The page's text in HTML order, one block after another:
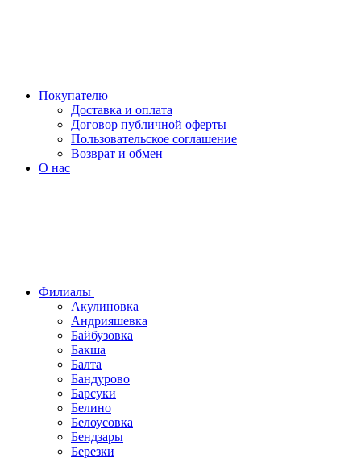
Покупателю
Доставка и оплата
Договор публичной оферты
Пользовательское соглашение
Возврат и обмен
О нас
Филиалы
Акулиновка
Андрияшевка
Байбузовка
Бакша
Балта
Бандурово
Барсуки
Белино
Белоусовка
Бендзары
Березки